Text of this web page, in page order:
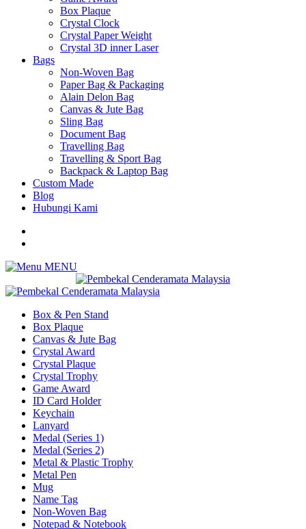
Box Plaque
Crystal Clock
Crystal Paper Weight
Crystal 3D inner Laser
Bags
Non-Woven Bag
Paper Bag & Packaging
Alain Delon Bag
Canvas & Jute Bag
Sling Bag
Document Bag
Travelling Bag
Travelling & Sport Bag
Backpack & Laptop Bag
Custom Made
Blog
Hubungi Kami
MENU
Box & Pen Stand
Box Plaque
Canvas & Jute Bag
Crystal Award
Crystal Plaque
Crystal Trophy
Game Award
ID Card Holder
Keychain
Lanyard
Medal (Series 1)
Medal (Series 2)
Metal & Plastic Trophy
Metal Pen
Mug
Name Tag
Non-Woven Bag
Notepad & Notebook